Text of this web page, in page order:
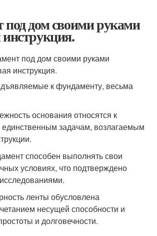
дом своими руками
к фундаменту, весьма
основания относятся к
задачам, возлагаемым
способен выполнять свои
условиях, что подтверждено
ленты обусловлена
несущей способности и
и долговечности.